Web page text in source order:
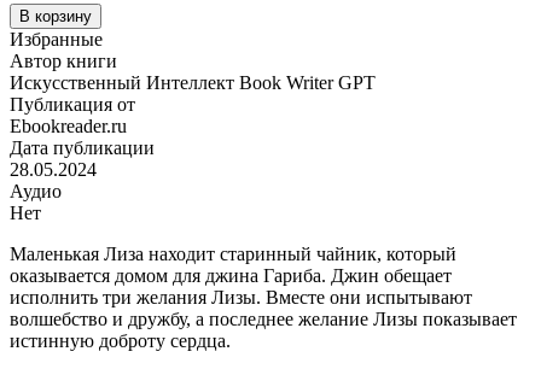
Количество
товара
Волшебный
чайник
и
джин
В корзину
Избранные
Автор книги
Искусственный Интеллект Book Writer GPT
Публикация от
Ebookreader.ru
Дата публикации
28.05.2024
Аудио
Нет
Маленькая Лиза находит старинный чайник, который
оказывается домом для джина Гариба. Джин обещает
исполнить три желания Лизы. Вместе они испытывают
волшебство и дружбу, а последнее желание Лизы показывает
истинную доброту сердца.